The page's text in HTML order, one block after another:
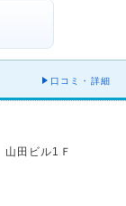
口コミ・詳細
田ビル1Ｆ